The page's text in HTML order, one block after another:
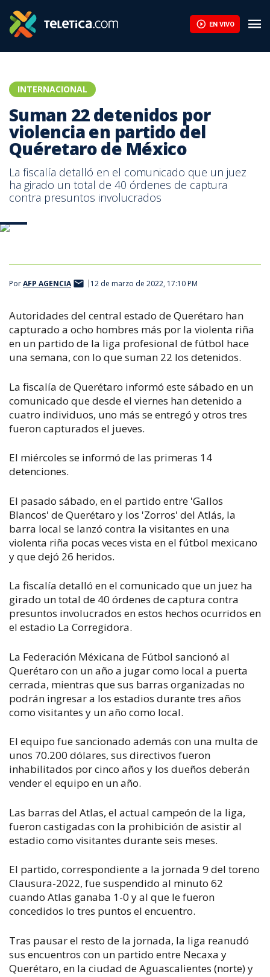
EN VIVO
INTERNACIONAL
Suman 22 detenidos por
violencia en partido del
Quéretaro de México
La fiscalía detalló en el comunicado que un juez
ha girado un total de 40 órdenes de captura
contra presuntos involucrados
PorAFP AGENCIA 12 de marzo de 2022, 17:10 PM
Autoridades del central estado de Querétaro han
capturado a ocho hombres más por la violenta riña
en un partido de la liga profesional de fútbol hace
una semana, con lo que suman 22 los detenidos.
La fiscalía de Querétaro informó este sábado en un
comunicado que desde el viernes han detenido a
cuatro individuos, uno más se entregó y otros tres
fueron capturados el jueves.
El miércoles se informó de las primeras 14
detenciones.
El pasado sábado, en el partido entre 'Gallos
Blancos' de Querétaro y los 'Zorros' del Atlás, la
barra local se lanzó contra la visitantes en una
violenta riña pocas veces vista en el fútbol mexicano
y que dejó 26 heridos.
La fiscalía detalló en el comunicado que un juez ha
girado un total de 40 órdenes de captura contra
presuntos involucrados en estos hechos ocurridos en
el estadio La Corregidora.
La Federación Méxicana de Fútbol sancionó al
Querétaro con un año a jugar como local a puerta
cerrada, mientras que sus barras organizadas no
podrán ingresar a los estadios durante tres años
como visitantes y un año como local.
El equipo fue sancionado además con una multa de
unos 70.200 dólares, sus directivos fueron
inhabilitados por cinco años y los dueños deberán
vender el equipo en un año.
Las barras del Atlas, el actual campeón de la liga,
fueron castigadas con la prohibición de asistir al
estadio como visitantes durante seis meses.
El partido, correspondiente a la jornada 9 del toreno
Clausura-2022, fue suspendido al minuto 62
cuando Atlas ganaba 1-0 y al que le fueron
concedidos lo tres puntos el encuentro.
Tras pausar el resto de la jornada, la liga reanudó
sus encuentros con un partido entre Necaxa y
Querétaro, en la ciudad de Aguascalientes (norte) y